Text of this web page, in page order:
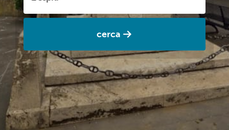
cerca